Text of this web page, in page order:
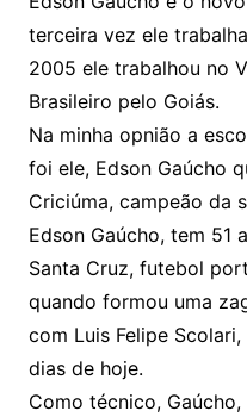
terceira vez ele
2005 ele trabalhou no
Brasileiro pelo Goiás.
Na minha opnião a
foi ele, Edson Gaúcho
Criciúma, campeão da
Edson Gaúcho, tem 51
Santa Cruz, futebol
quando formou uma
com Luis Felipe
dias de hoje.
Como técnico,